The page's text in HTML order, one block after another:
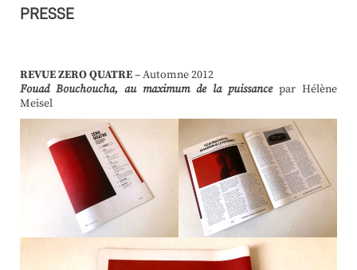
PRESSE
REVUE ZERO QUATRE– Automne 2012
Fouad Bouchoucha, au maximum de la puissancepar Hélène
Meisel